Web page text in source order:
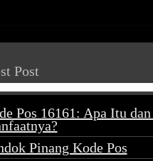
Post
Pos 16161: Apa Itu
Pinang Kode Pos